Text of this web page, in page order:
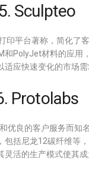
5. Sculpteo
印平台著称，简化了
和PolyJet材料的应用
应快速变化的市场需
Protolabs
优良的客户服务而知
包括尼龙12碳纤维等
灵活的生产模式使其